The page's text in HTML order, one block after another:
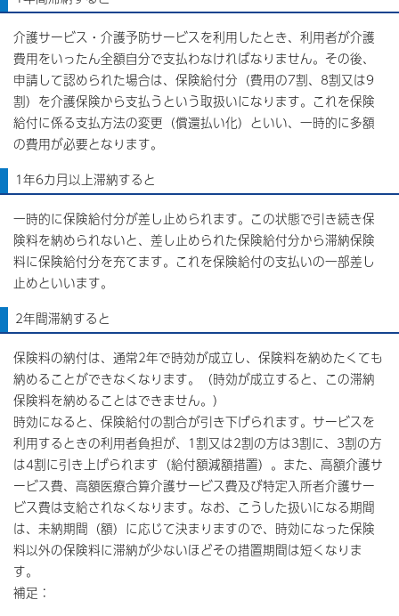
介護サービス・介護予防サービスを利用したとき、利用者が介護
費用をいったん全額自分で支払わなければなりません。その後、
申請して認められた場合は、保険給付分（費用の7割、8割又は9
割）を介護保険から支払うという取扱いになります。これを保険
給付に係る支払方法の変更（償還払い化）といい、一時的に多額
の費用が必要となります。
1年6カ月以上滞納すると
一時的に保険給付分が差し止められます。この状態で引き続き保
険料を納められないと、差し止められた保険給付分から滞納保険
料に保険給付分を充てます。これを保険給付の支払いの一部差し
止めといいます。
2年間滞納すると
保険料の納付は、通常2年で時効が成立し、保険料を納めたくても
納めることができなくなります。（時効が成立すると、この滞納
保険料を納めることはできません。）
時効になると、保険給付の割合が引き下げられます。サービスを
利用するときの利用者負担が、1割又は2割の方は3割に、3割の方
は4割に引き上げられます（給付額減額措置）。また、高額介護サ
ービス費、高額医療合算介護サービス費及び特定入所者介護サー
ビス費は支給されなくなります。なお、こうした扱いになる期間
は、未納期間（額）に応じて決まりますので、時効になった保険
料以外の保険料に滞納が少ないほどその措置期間は短くなりま
す。
補足：